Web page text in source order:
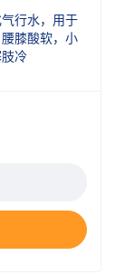
行水，用于
膝酸软，小
冷